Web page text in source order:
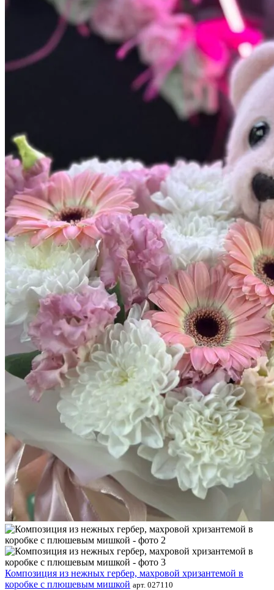
Композиция из нежных гербер, махровой хризантемой в
коробке с плюшевым мишкой арт. 027110